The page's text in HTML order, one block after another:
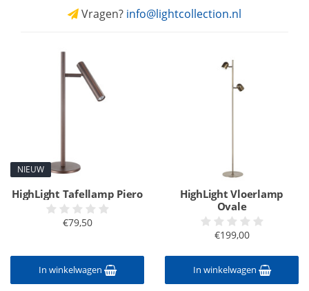
Vragen? info@lightcollection.nl
NIEUW
HighLight Tafellamp Piero
€79,50
In winkelwagen
HighLight Vloerlamp
Ovale
€199,00
In winkelwagen